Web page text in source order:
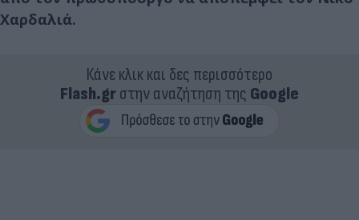
Χαρδαλιά.
Κάνε κλικ και δες περισσότερο
Flash.grστην αναζήτηση της Google